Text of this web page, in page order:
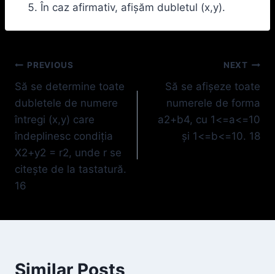
În caz afirmativ, afișăm dubletul (x,y).
Navigare
în
articole
PREVIOUS
Să se determine toate
dubletele de numere
întregi (x,y) care
îndeplinesc condiţia
X2+y2 = r2, unde r se
citeşte de la tastatură.
16
NEXT
Să se afişeze toate
numerele de forma
a2+b4, cu 1<=a<=10
şi 1<=b<=10. 18
Similar Posts